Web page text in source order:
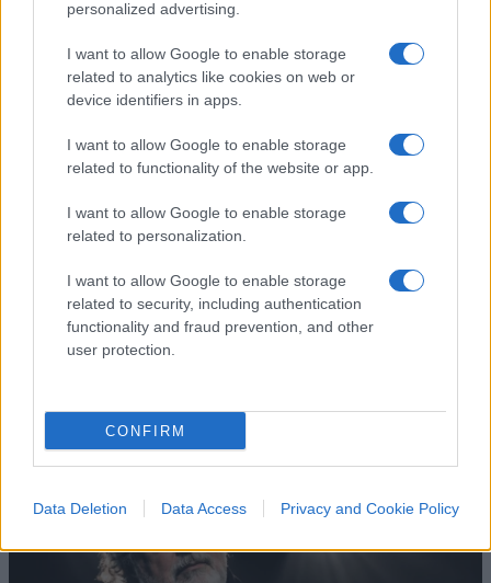
personalized advertising.
I want to allow Google to enable storage
related to analytics like cookies on web or
device identifiers in apps.
I want to allow Google to enable storage
related to functionality of the website or app.
I want to allow Google to enable storage
related to personalization.
I want to allow Google to enable storage
related to security, including authentication
functionality and fraud prevention, and other
user protection.
CONFIRM
Data Deletion Data Access Privacy and Cookie Policy
No, Guccini più che
comunista è stato un
anarchico libertario
Il ricordo del cantautore italiano morto a 86 anni
6 Agosto 2026, 19:00